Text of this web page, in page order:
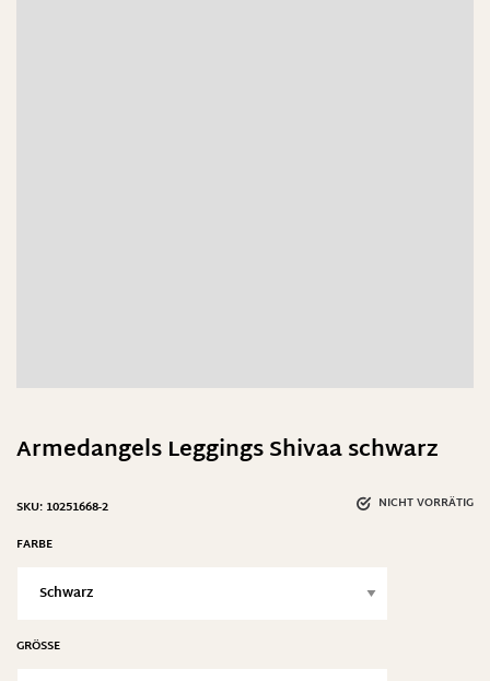
Armedangels Leggings Shivaa schwarz
NICHT VORRÄTIG
SKU: 10251668-2
FARBE
GRÖSSE